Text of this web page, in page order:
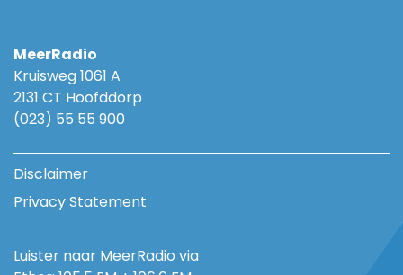
MeerRadio
Kruisweg 1061 A
2131 CT Hoofddorp
(023) 55 55 900
Disclaimer
Privacy Statement
Luister naar MeerRadio via